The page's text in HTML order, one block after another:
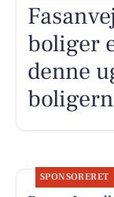
boliger
denne
SPONSORERET